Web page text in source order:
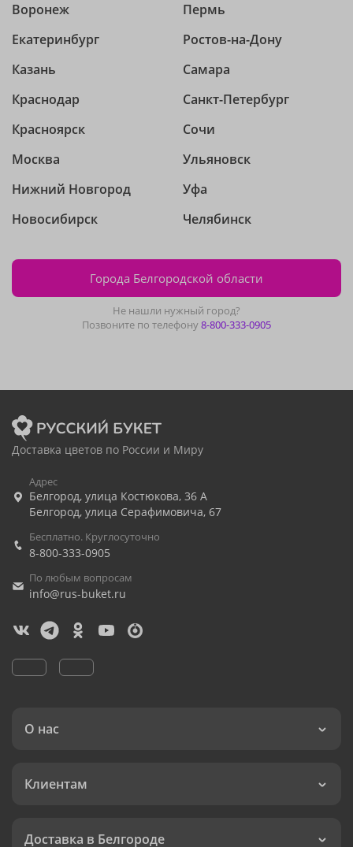
Воронеж
Екатеринбург
Казань
Краснодар
Красноярск
Москва
Нижний Новгород
Новосибирск
Пермь
Ростов-на-Дону
Самара
Санкт-Петербург
Сочи
Ульяновск
Уфа
Челябинск
Города Белгородской области
Не нашли нужный город?
Позвоните по телефону8-800-333-0905
Доставка цветов по России и Миру
Адрес
Белгород, улица Костюкова, 36 А
Белгород, улица Серафимовича, 67
Бесплатно. Круглосуточно
8-800-333-0905
По любым вопросам
info@rus-buket.ru
О нас
Клиентам
Доставка в Белгороде